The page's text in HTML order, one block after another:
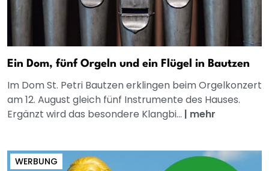
Ein Dom, fünf Orgeln und ein Flügel in Bautzen
Im Dom St. Petri Bautzen erklingen beim Orgelkonzert
am 12. August gleich fünf Instrumente des Hauses.
Ergänzt wird das besondere Klangbi... | mehr
WERBUNG